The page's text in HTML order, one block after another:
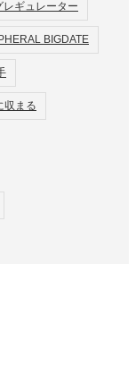
レギュレーター
BIGDATE
収まる